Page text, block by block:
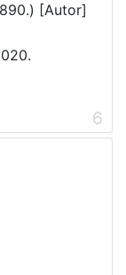
[Autor]
6